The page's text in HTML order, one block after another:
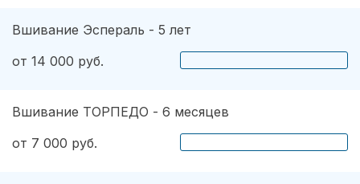
Вшивание Эспераль - 5 лет
от 14 000 руб.
Вшивание ТОРПЕДО - 6 месяцев
от 7 000 руб.